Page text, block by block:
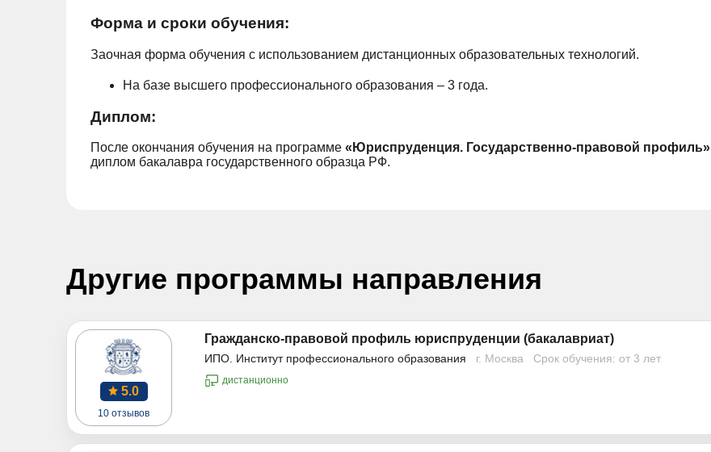
Форма и сроки обучения:
Заочная форма обучения с использованием дистанционных образовательных технологий.
На базе высшего профессионального образования – 3 года.
Диплом:
После окончания обучения на программе «Юриспруденция. Государственно-правовой профиль»
диплом бакалавра государственного образца РФ.
Другие программы направления
5.0
10 отзывов
Гражданско-правовой профиль юриспруденции (бакалавриат)
ИПО. Институт профессионального образования г. Москва Срок обучения: от 3 лет
дистанционно